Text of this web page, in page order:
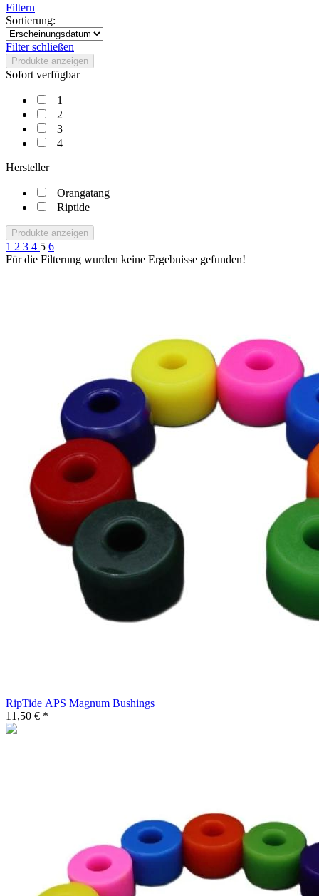
Filtern
Sortierung:
Filter schließen
Produkte anzeigen
Sofort verfügbar
1
2
3
4
Hersteller
Orangatang
Riptide
Produkte anzeigen
1 2 3 4 5 6
Für die Filterung wurden keine Ergebnisse gefunden!
RipTide APS Magnum Bushings
11,50 € *